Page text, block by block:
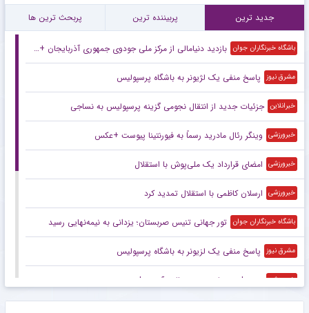
جدید ترین پربیننده ترین پربحث ترین ها
باشگاه خبرنگاران جوان بازدید دنیامالی از مرکز ملی جودوی جمهوری آذربایجان + فیلم
مشرق نیوز پاسخ منفی یک لژیونر به باشگاه پرسپولیس
خبرانلاین جزئیات جدید از انتقال نجومی گزینه پرسپولیس به نساجی
خبرورزشی وینگر رئال مادرید رسماً به فیورنتینا پیوست +عکس
خبرورزشی امضای قرارداد یک ملی‌پوش با استقلال
خبرورزشی ارسلان کاظمی با استقلال تمدید کرد
باشگاه خبرنگاران جوان تور جهانی تنیس صربستان؛ یزدانی به نیمه‌نهایی رسید
مشرق نیوز پاسخ منفی یک لزیونر به باشگاه پرسپولیس
خبرورزشی ویدیو| پرسپولیس روی حالت آپدیت!